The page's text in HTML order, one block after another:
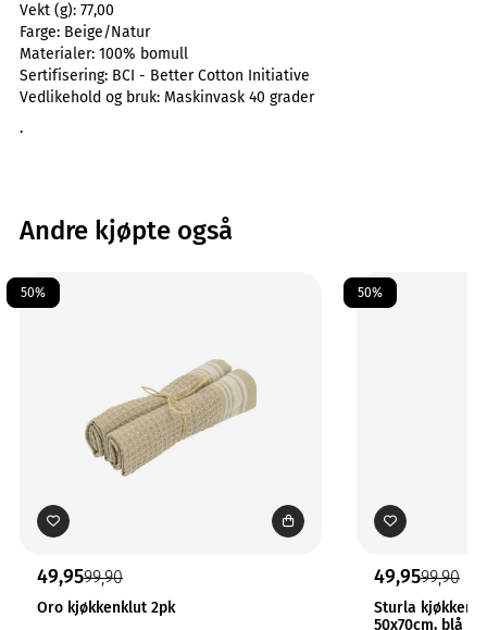
Vekt (g): 77,00
Farge: Beige/Natur
Materialer: 100% bomull
Sertifisering: BCI - Better Cotton Initiative
Vedlikehold og bruk: Maskinvask 40 grader
.
Andre kjøpte også
50%
49,9599,90
Oro kjøkkenklut 2pk
50%
49,9599,90
Sturla
50x70cm, blå